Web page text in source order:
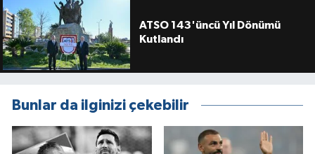
ATSO 143'üncü Yıl Dönümü
Kutlandı
Bunlar da ilginizi çekebilir